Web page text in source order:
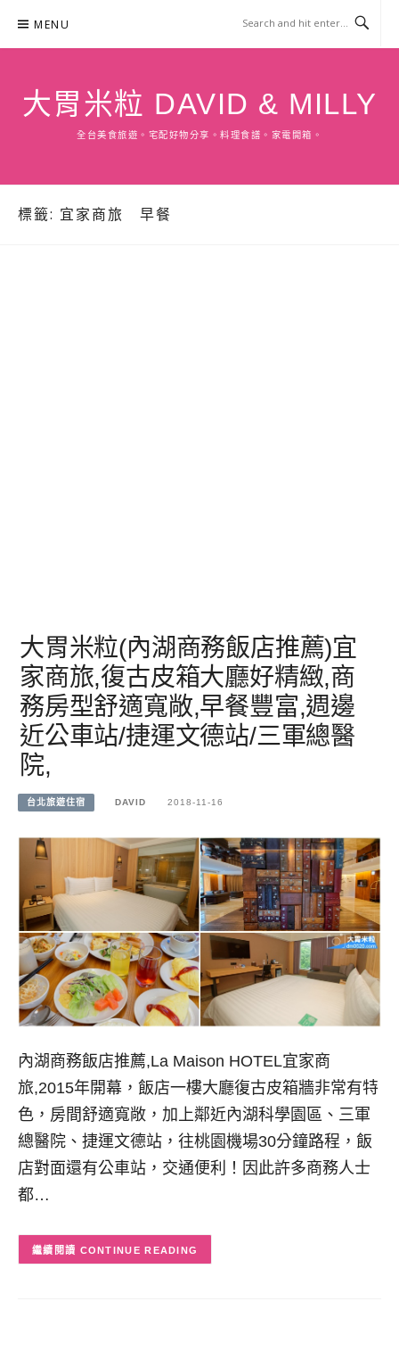
content
MENU
大胃米粒 DAVID & MILLY
全台美食旅遊。宅配好物分享。料理食譜。家電開箱。
標籤: 宜家商旅 早餐
大胃米粒(內湖商務飯店推薦)宜
家商旅,復古皮箱大廳好精緻,商
務房型舒適寬敞,早餐豐富,週邊
近公車站/捷運文德站/三軍總醫
院,
台北旅遊住宿 DAVID 2018-11-16
內湖商務飯店推薦,La Maison HOTEL宜家商
旅,2015年開幕，飯店一樓大廳復古皮箱牆非常有特
色，房間舒適寬敞，加上鄰近內湖科學園區、三軍
總醫院、捷運文德站，往桃園機場30分鐘路程，飯
店對面還有公車站，交通便利！因此許多商務人士
都…
CONTINUE READING